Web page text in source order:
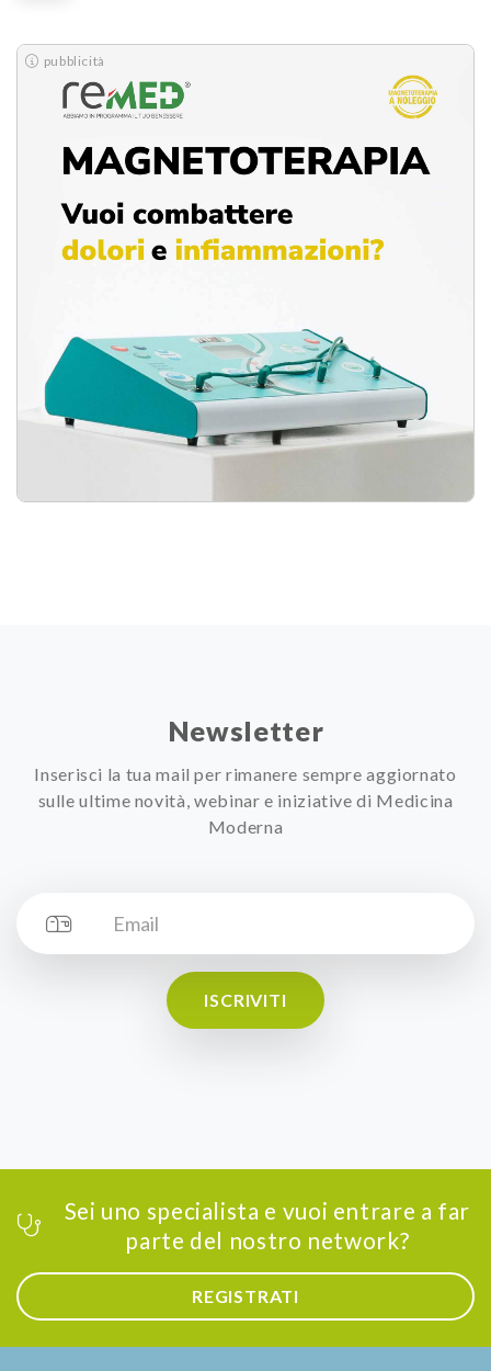
pubblicità
Newsletter
Inserisci la tua mail per rimanere sempre aggiornato
sulle ultime novità, webinar e iniziative di Medicina
Moderna
ISCRIVITI
Sei uno specialista e vuoi entrare a far
parte del nostro network?
REGISTRATI